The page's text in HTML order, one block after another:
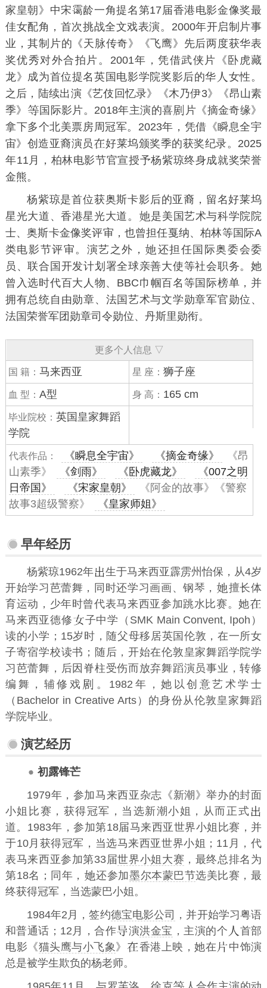
家皇朝 》中宋霭龄一角提名 第17届香港电影金像奖最
佳女配角，首次挑战全文戏表演。2000年开启制片事
业，其制片的《天脉传奇》《 飞鹰 》先后两度获华表
奖优秀对外合拍片。2001年，凭借武侠片《 卧虎藏
龙》成为首位提名英国电影学院奖影后的华
女性。
之后，陆续出演《艺伎回忆录》《木乃伊3》《昂山素
季》 国际影片。2018年主演的喜 片《摘金奇缘》
拿下多个北美票房周冠军。2023年，凭借《瞬息全宇
宙》创造亚裔演员 好莱坞颁奖季的获奖纪录。2025
年11月，柏林电影节官宣授予杨紫琼终身成就奖荣誉
金熊。
杨紫琼是首位获奥斯卡影后的亚裔，留名好莱坞
星光大道 、香港星光大道。 是美国艺术与科学院 院
士、奥斯卡金像奖评审，也曾担任戛纳、柏林等国际A
类电影节评审。演艺之外， 还担任 国际奥委会委
员、联合国开发计划署全球亲善大使等社会职务。她
曾入选时代百大人物、 BBC巾帼百名等国际榜单，并
拥有总统自由勋章、 法国艺术与文学勋章军官勋位、
法国荣誉军团勋章司令勋位、 丹斯里勋衔。
更多个人信息 ▽
国 籍：马来西亚 星 座： 狮子座
血 型：A型 身 高： 165 cm
毕业院校：英国皇家舞蹈
学院
代表作品： 《瞬息全宇宙》 《摘金奇缘》
《昂
山素季》
《剑雨》 《卧虎藏龙》
《007之明
日帝国》
《宋家皇朝》
《阿金的故事》《警察
故事3超级警察》
《皇家师姐》
早年经历
杨紫琼1962年
生于马来西亚霹雳州怡保，从4岁
开始学习芭蕾舞，同时还学习画画、钢琴，
擅长体
育运动，少年时曾代表马来西亚参加跳水比赛。她
马来西亚德修
子中学（SMK Main Convent, Ipoh）
读的小学；15岁时，随父母移居英国伦敦，在一所女
子寄宿学校读书；随后，开始在伦敦皇家舞蹈学院学
习芭蕾舞，后因脊柱受伤而放弃舞蹈演员事业，转修
编舞，辅修戏
。1982年，她以创意艺术学士
（Bachelor in Creative Arts）的身份从伦敦皇家舞蹈
学院毕业。
演艺经历
初露锋芒
1979年，参加马来西亚杂志《新潮》举办的封面
小姐比赛，获得冠军，当选新潮小姐，从而正式
道。1983年，参加第18届马来西亚世界小姐比赛，并
于10月获得冠军，当选马来西亚世界小姐；11月，代
表马来西亚参加第33届世界小姐大赛 ，最终总排名为
第18名；同年，
还参加墨尔本蒙巴节选美比赛，最
终获得冠军，当选蒙巴小姐。
1984年2月，签约德宝电影公司
，并开始学习粤语
和普通话；12月，合作
演洪金宝 ，主演的个
首部
电影《猫头鹰与小飞象》 香港上映，她在
中饰演
总是被学生欺负的杨老师。